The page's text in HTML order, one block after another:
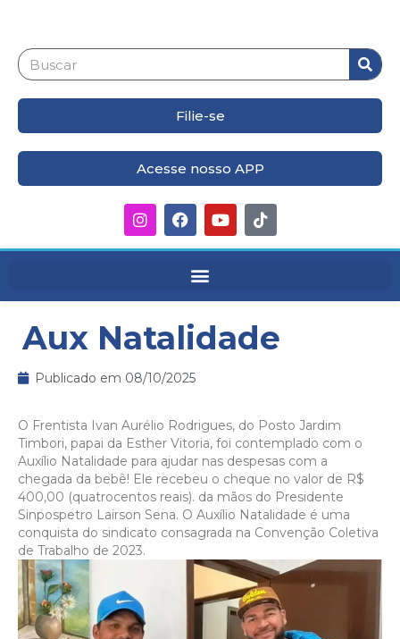
Filie-se
Acesse nosso APP
Aux Natalidade
Publicado em 08/10/2025
O Frentista Ivan Aurélio Rodrigues, do Posto Jardim
Timbori, papai da Esther Vitoria, foi contemplado com o
Auxílio Natalidade para ajudar nas despesas com a
chegada da bebê! Ele recebeu o cheque no valor de R$
400,00 (quatrocentos reais). da mãos do Presidente
Sinpospetro Lairson Sena. O Auxílio Natalidade é uma
conquista do sindicato consagrada na Convenção Coletiva
de Trabalho de 2023.